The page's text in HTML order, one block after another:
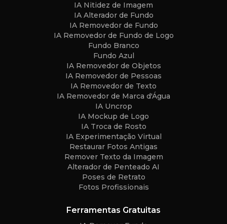
IA Nitidez de Imagem
IA Alterador de Fundo
IA Removedor de Fundo
IA Removedor de Fundo de Logo
Fundo Branco
Fundo Azul
IA Removedor de Objetos
IA Removedor de Pessoas
IA Removedor de Texto
IA Removedor de Marca d'Água
IA Uncrop
IA Mockup de Logo
IA Troca de Rosto
IA Experimentação Virtual
Restaurar Fotos Antigas
Remover Texto da Imagem
Alterador de Penteado AI
Poses de Retrato
Fotos Profissionais
Ferramentas Gratuitas